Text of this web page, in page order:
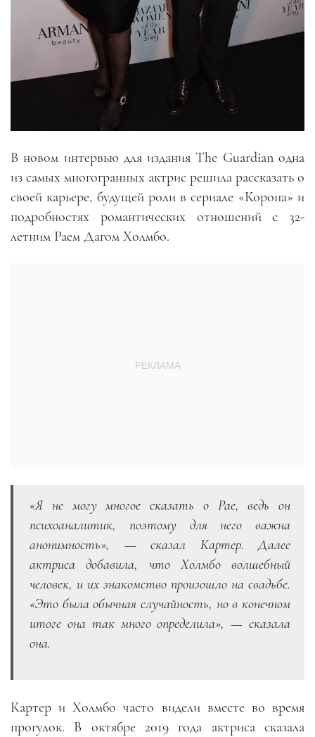
В новом интервью для издания The Guardian одна
из самых многогранных актрис решила рассказать о
своей карьере, будущей роли в сериале «Корона» и
подробностях романтических отношений с 32-
летним Раем Дагом Холмбо.
«Я не могу многое сказать о Рае, ведь он
психоаналитик, поэтому для него важна
анонимность», — сказал Картер. Далее
актриса добавила, что Холмбо волшебный
человек, и их знакомство произошло на свадьбе.
«Это была обычная случайность, но в конечном
итоге она так много определила», — сказала
она.
Картер и Холмбо часто видели вместе во время
прогулок. В октябре 2019 года актриса сказала